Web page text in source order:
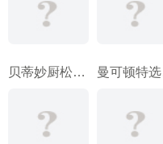
贝蒂妙厨松饼预拌粉 曼